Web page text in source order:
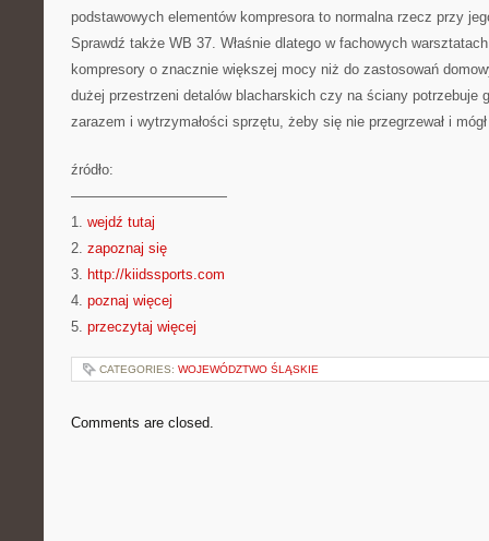
podstawowych elementów kompresora to normalna rzecz przy
Sprawdź także WB 37. Właśnie dlatego w fachowych
kompresory o znacznie większej mocy niż do zastosowań
dużej przestrzeni detalów blacharskich czy na ściany potrzebuje
zarazem i wytrzymałości sprzętu, żeby się nie przegrzewał i
źródło:
———————————
1. wejdź tutaj
2. zapoznaj się
3. http://kiidssports.com
4. poznaj więcej
5. przeczytaj więcej
CATEGORIES: WOJEWÓDZTWO ŚLĄSKIE
Comments are closed.